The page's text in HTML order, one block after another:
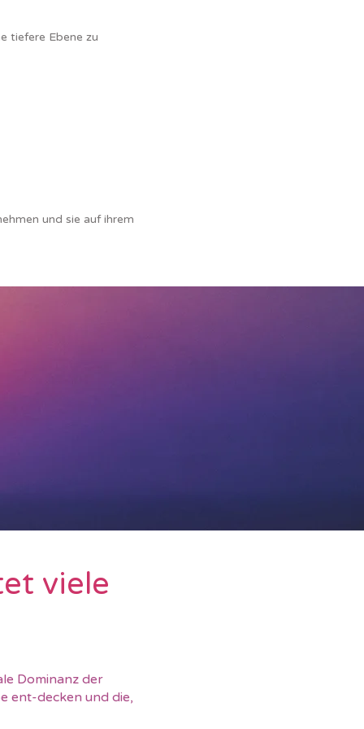
tiefere Ebene zu
und sie auf ihrem
viele
Dominanz der
ent-decken und die,